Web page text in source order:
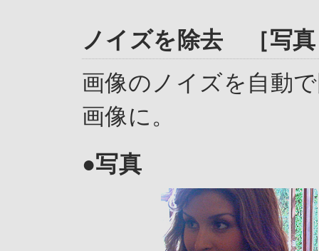
ノイズを除去 ［写
画像のノイズを自動
画像に。
●写真